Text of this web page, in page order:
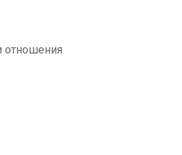
отношения